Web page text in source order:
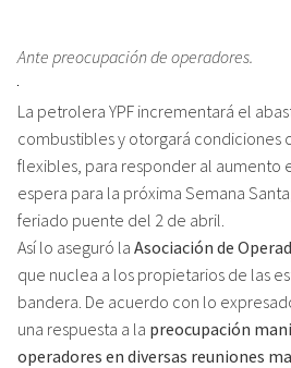
Ante preocupación de operadores.
La petrolera YPF incrementará el
combustibles y otorgará condiciones
flexibles, para responder al aumento
espera para la próxima Semana
feriado puente del 2 de abril.
Así lo aseguró la Asociación de
que nuclea a los propietarios de las
bandera. De acuerdo con lo
una respuesta a la preocupación
operadores en diversas reuniones